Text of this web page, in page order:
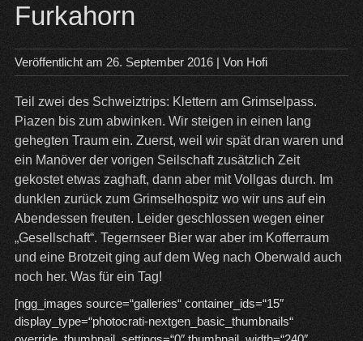
Furkahorn
Veröffentlicht am 26. September 2016| Von Hofi
Teil zwei des Schweiztrips: Klettern am Grimselpass.
Piazen bis zum abwinken. Wir steigen in einen lang
gehegten Traum ein. Zuerst, weil wir spät dran waren und
ein Manöver der vorigen Seilschaft zusätzlich Zeit
gekostet etwas zaghaft, dann aber mit Vollgas durch. Im
dunklen zurück zum Grimselhospitz wo wir uns auf ein
Abendessen freuten. Leider geschlossen wegen einer
„Gesellschaft“. Tegernseer Bier war aber im Kofferraum
und eine Brotzeit ging auf dem Weg nach Oberwald auch
noch her. Was für ein Tag!
[ngg_images source=“galleries“ container_ids=“15″
display_type=“photocrati-nextgen_basic_thumbnails“